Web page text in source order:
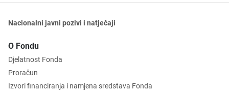
Nacionalni javni pozivi i natječaji
O Fondu
Djelatnost Fonda
Proračun
Izvori financiranja i namjena sredstava Fonda